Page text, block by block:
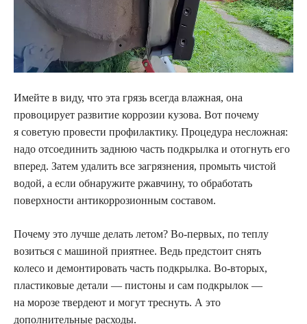
Имейте в виду, что эта грязь всегда влажная, она
провоцирует развитие коррозии кузова. Вот почему
я советую провести профилактику. Процедура несложная:
надо отсоединить заднюю часть подкрылка и отогнуть его
вперед. Затем удалить все загрязнения, промыть чистой
водой, а если обнаружите ржавчину, то обработать
поверхности антикоррозионным составом.
Почему это лучше делать летом? Во-первых, по теплу
возиться с машиной приятнее. Ведь предстоит снять
колесо и демонтировать часть подкрылка. Во-вторых,
пластиковые детали — пистоны и сам подкрылок —
на морозе твердеют и могут треснуть. А это
дополнительные расходы.